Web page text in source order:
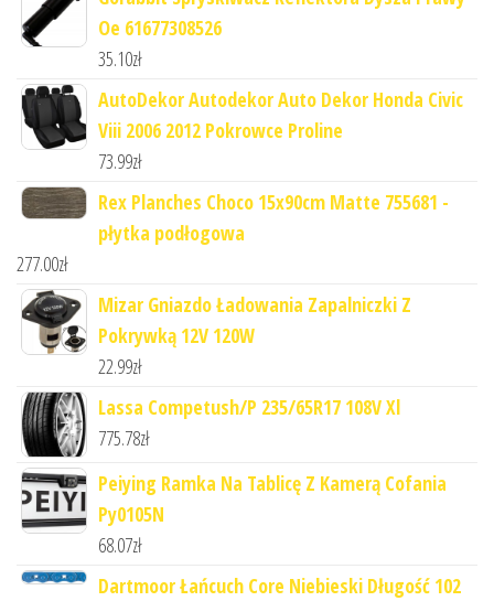
Oe 61677308526
35.10zł
AutoDekor Autodekor Auto Dekor Honda Civic
Viii 2006 2012 Pokrowce Proline
73.99zł
Rex Planches Choco 15x90cm Matte 755681 -
płytka podłogowa
277.00zł
Mizar Gniazdo Ładowania Zapalniczki Z
Pokrywką 12V 120W
22.99zł
Lassa Competush/P 235/65R17 108V Xl
775.78zł
Peiying Ramka Na Tablicę Z Kamerą Cofania
Py0105N
68.07zł
Dartmoor Łańcuch Core Niebieski Długość 102